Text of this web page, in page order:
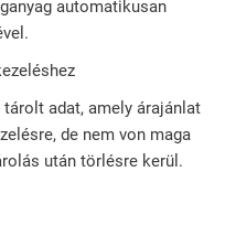
automatikusan
adat, amely árajánlat
de nem von maga
után törlésre kerül.